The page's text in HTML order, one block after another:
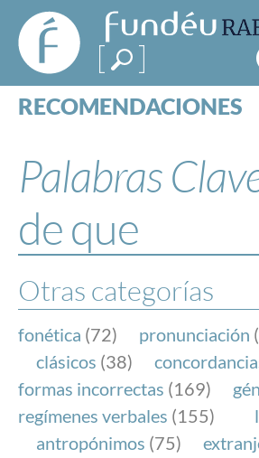
FundéuRAE
- Fundación
del Español
Urgente
RECOMENDACIONES
ESPECIALES
BLOG
NOTICIAS
FundéuRAE es una fundación
y la Real Academia Española,
el buen uso del español en
Internet.
Palabras
de que
Otras categorías
fonética (72) pronunciación
clásicos (38)
formas incorrectas (169)
regímenes verbales (155)
antropónimos (75)